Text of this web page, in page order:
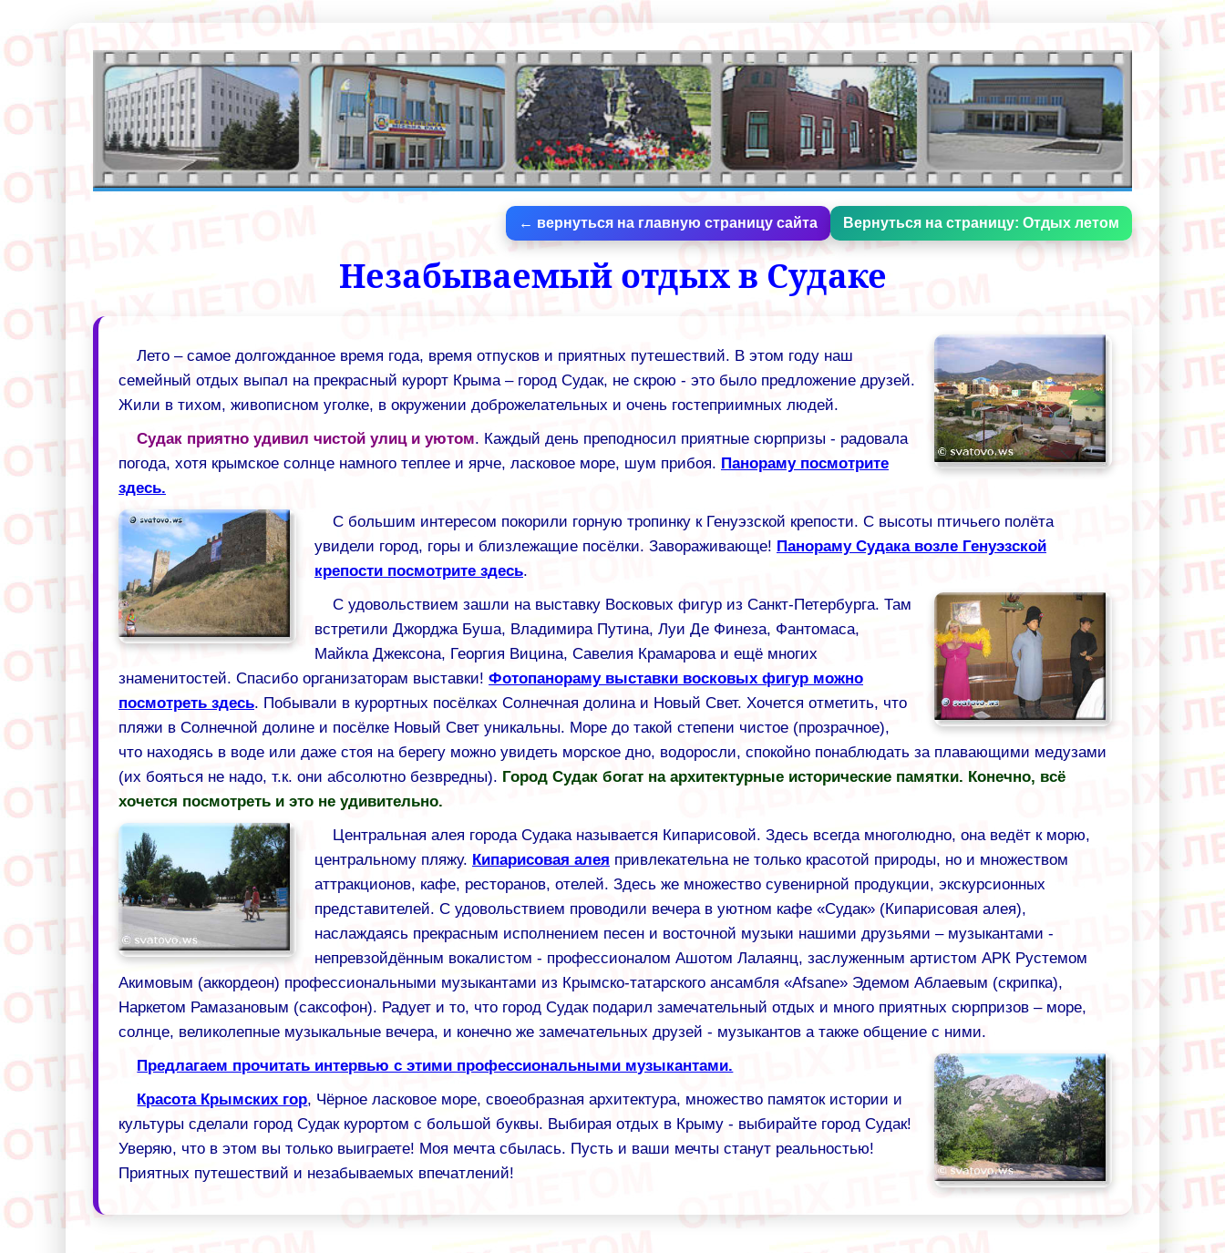
← вернуться на главную страницу сайта Вернуться на страницу: Отдых летом
Незабываемый отдых в Судаке
Лето – самое долгожданное время года, время отпусков и приятных путешествий. В этом году наш
семейный отдых выпал на прекрасный курорт Крыма – город Судак, не скрою - это было предложение друзей.
Жили в тихом, живописном уголке, в окружении доброжелательных и очень гостеприимных людей.
Судак приятно удивил чистой улиц и уютом. Каждый день преподносил приятные сюрпризы - радовала
погода, хотя крымское солнце намного теплее и ярче, ласковое море, шум прибоя. Панораму посмотрите
здесь.
С большим интересом покорили горную тропинку к Генуэзской крепости. С высоты птичьего полёта
увидели город, горы и близлежащие посёлки. Завораживающе! Панораму Судака возле Генуэзской
крепости посмотрите здесь.
С удовольствием зашли на выставку Восковых фигур из Санкт-Петербурга. Там
встретили Джорджа Буша, Владимира Путина, Луи Де Финеза, Фантомаса,
Майкла Джексона, Георгия Вицина, Савелия Крамарова и ещё многих
знаменитостей. Спасибо организаторам выставки! Фотопанораму выставки восковых фигур можно
посмотреть здесь. Побывали в курортных посёлках Солнечная долина и Новый Свет. Хочется отметить, что
пляжи в Солнечной долине и посёлке Новый Свет уникальны. Море до такой степени чистое (прозрачное),
что находясь в воде или даже стоя на берегу можно увидеть морское дно, водоросли, спокойно понаблюдать за плавающими медузами
(их бояться не надо, т.к. они абсолютно безвредны). Город Судак богат на архитектурные исторические памятки. Конечно, всё
хочется посмотреть и это не удивительно.
Центральная алея города Судака называется Кипарисовой. Здесь всегда многолюдно, она ведёт к морю,
центральному пляжу. Кипарисовая алея привлекательна не только красотой природы, но и множеством
аттракционов, кафе, ресторанов, отелей. Здесь же множество сувенирной продукции, экскурсионных
представителей. С удовольствием проводили вечера в уютном кафе «Судак» (Кипарисовая алея),
наслаждаясь прекрасным исполнением песен и восточной музыки нашими друзьями – музыкантами -
непревзойдённым вокалистом - профессионалом Ашотом Лалаянц, заслуженным артистом АРК Рустемом
Акимовым (аккордеон) профессиональными музыкантами из Крымско-татарского ансамбля «Afsane» Эдемом Аблаевым (скрипка),
Наркетом Рамазановым (саксофон). Радует и то, что город Судак подарил замечательный отдых и много приятных сюрпризов – море,
солнце, великолепные музыкальные вечера, и конечно же замечательных друзей - музыкантов а также общение с ними.
Предлагаем прочитать интервью с этими профессиональными музыкантами.
Красота Крымских гор, Чёрное ласковое море, своеобразная архитектура, множество памяток истории и
культуры сделали город Судак курортом с большой буквы. Выбирая отдых в Крыму - выбирайте город Судак!
Уверяю, что в этом вы только выиграете! Моя мечта сбылась. Пусть и ваши мечты станут реальностью!
Приятных путешествий и незабываемых впечатлений!